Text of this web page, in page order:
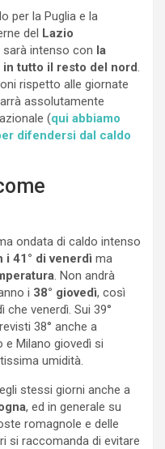
per la Puglia e la
del Lazio
sarà intenso con la
tutto il resto del nord.
rispetto alle giornate
assolutamente
(qui abbiamo
difendersi dal caldo
ondata di caldo intenso
i 41° di venerdì ma
. Non andrà
i 38° giovedì, così
che venerdì. Sui 39°
38° anche a
e Milano giovedì si
umidità.
stessi giorni anche a
, ed in generale su
romagnole e delle
si raccomanda di evitare